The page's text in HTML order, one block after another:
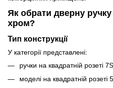
Як обрати дверну
хром?
Тип конструкції
У категорії представлені:
ручки на квадратній розеті
моделі на квадратній розеті